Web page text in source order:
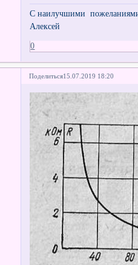
С наилучшими пожеланиями
Алексей
0
Поделиться15.07.2019 18:20